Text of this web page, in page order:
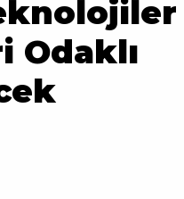
Odaklı